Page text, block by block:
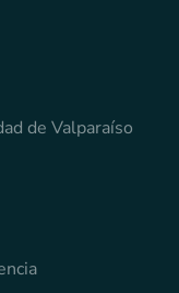
de Valparaíso